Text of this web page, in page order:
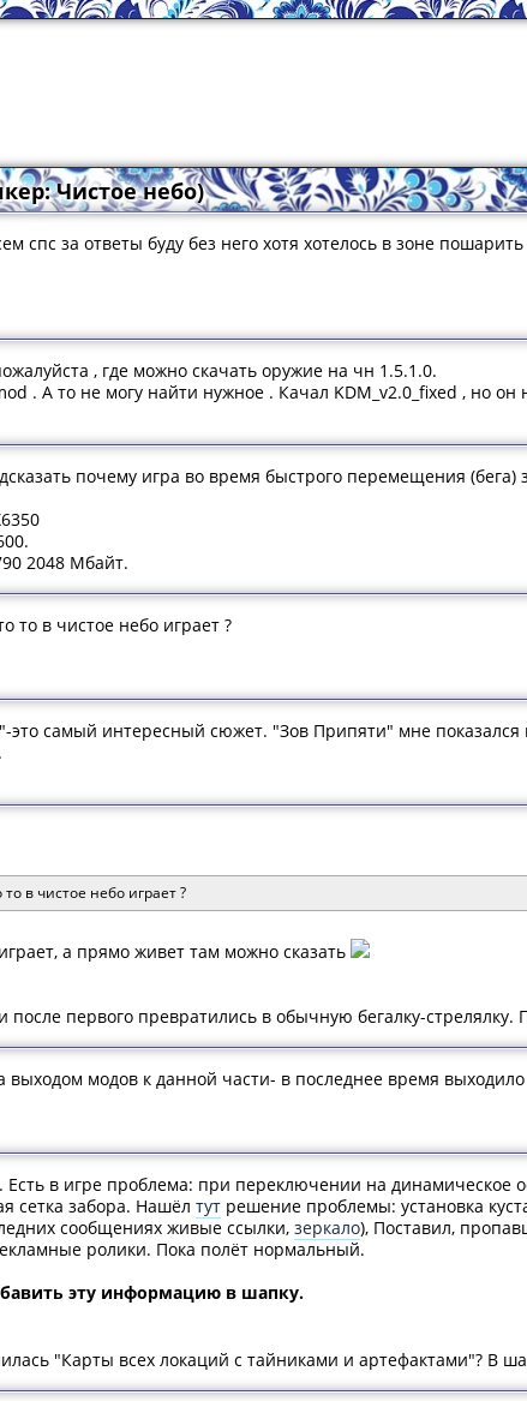
Чистое небо)
спс за ответы буду без него хотя хотелось в зоне
, где можно скачать оружие на чн 1.5.1.0.
. А то не могу найти нужное . Качал KDM_v2.0_fixed , но
почему игра во время быстрого перемещения (бега)
2048 Мбайт.
то в чистое небо играет ?
это самый интересный сюжет. "Зов Припяти" мне показался
в чистое небо играет ?
а прямо живет там можно сказать
первого превратились в обычную бегалку-
выходом модов к данной части- в последнее время
в игре проблема: при переключении на динамическое
сетка забора. Нашёл тут решение проблемы: установка
сообщениях живые ссылки, зеркало), Поставил,
ролики. Пока полёт нормальный.
эту информацию в шапку.
"Карты всех локаций с тайниками и артефактами"? В